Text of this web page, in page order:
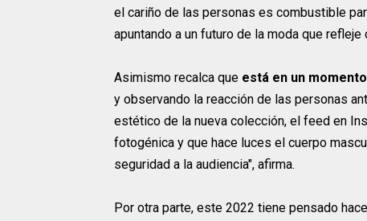
el cariño de las personas es combustible
apuntando a un futuro de la moda que
Asimismo recalca que está en un
y observando la reacción de las personas
estético de la nueva colección, el feed en
fotogénica y que hace luces el cuerpo
seguridad a la audiencia", afirma.
Por otra parte, este 2022 tiene pensado